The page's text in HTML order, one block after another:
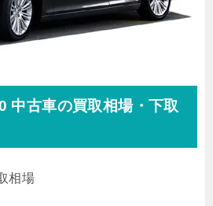
中古車の買取相場・下取
相場